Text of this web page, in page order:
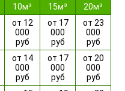
10м³
15м³ 20м³
от 12
000
руб
от 17
000
руб
от 23
000
руб
от 14
000
руб
от 17
000
руб
от 20
000
руб